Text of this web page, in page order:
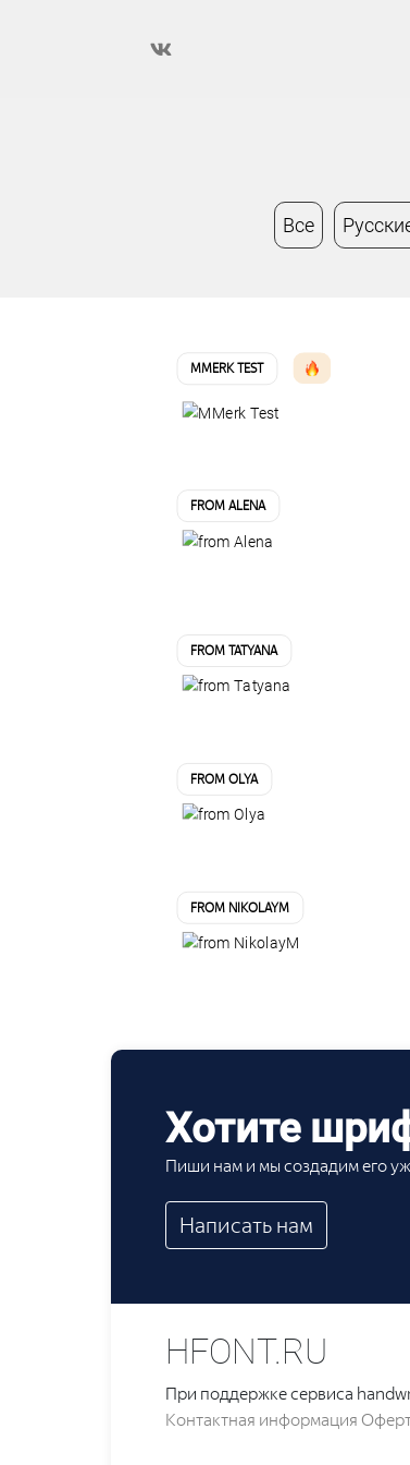
Все
MMERK TEST
FROM ALENA
FROM TATYANA
FROM OLYA
FROM NIKOLAYM
Хотите
Пиши нам и мы создадим его
Написать нам
HFONT.RU
При поддержке сервиса
Контактная информация